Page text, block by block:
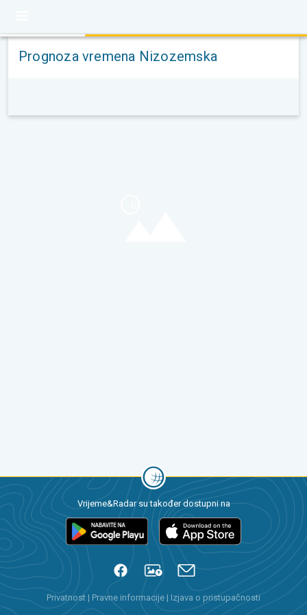
Prognoza vremena Nizozemska
Vrijeme&Radar su također dostupni na
Privatnost | Pravne informacije | Izjava o pristupačnosti